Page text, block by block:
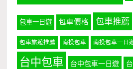
包車一日遊 包車價格 包車推薦
包車旅遊推薦 南投包車 南投包車一日
台中包車 台中包車一日遊